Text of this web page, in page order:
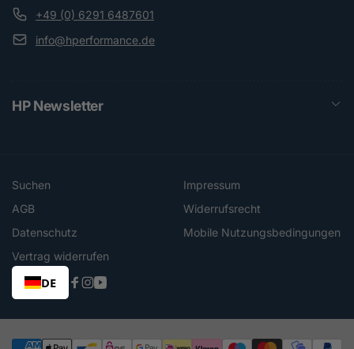
+49 (0) 6291 6487601
info@hperformance.de
HP Newsletter
Suchen
Impressum
AGB
Widerrufsrecht
Datenschutz
Mobile Nutzungsbedingungen
Vertrag widerrufen
DE
Facebook
Instagram
YouTube